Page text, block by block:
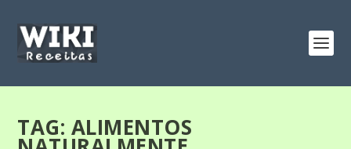
TAG: ALIMENTOS